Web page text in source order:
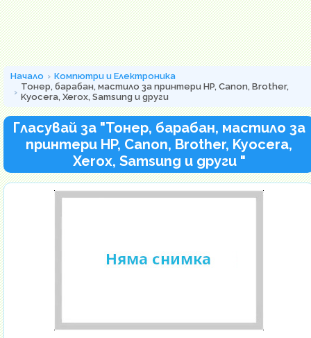
Начало
Компютри и Електроника
Тонер, барабан, мастило за принтери HP, Canon, Brother,
Kyocera, Xerox, Samsung и други
Гласувай за "Тонер, барабан, мастило за
принтери HP, Canon, Brother, Kyocera,
Xerox, Samsung и други "